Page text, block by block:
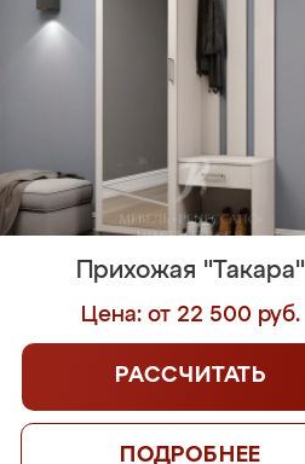
Прихожая "Такара"
Цена: от 22 500 руб.
РАССЧИТАТЬ
ПОДРОБНЕЕ